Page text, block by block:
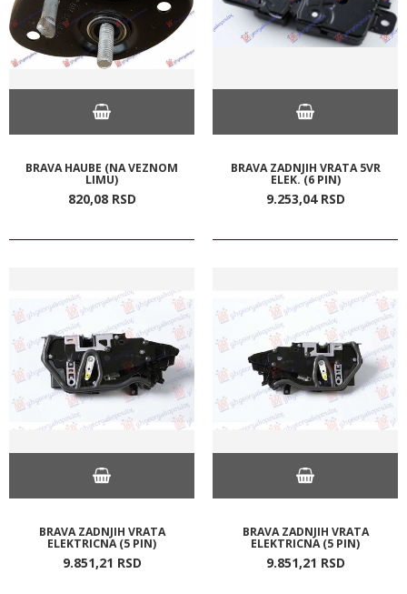
BRAVA HAUBE (NA VEZNOM
LIMU)
820,08 RSD
BRAVA ZADNJIH VRATA 5VR
ELEK. (6 PIN)
9.253,04 RSD
BRAVA ZADNJIH VRATA
ELEKTRICNA (5 PIN)
9.851,21 RSD
BRAVA ZADNJIH VRATA
ELEKTRICNA (5 PIN)
9.851,21 RSD